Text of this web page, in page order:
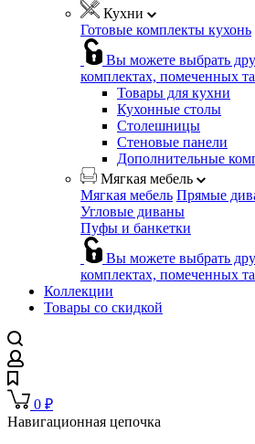
Кухни
Готовые комплекты кухонь
Вы можете выбрать
комплектах, помеченных
Товары для кухни
Кухонные столы
Столешницы
Стеновые панели
Дополнительные
Мягкая мебель
Мягкая мебель Прямые
Угловые диваны
Пуфы и банкетки
Вы можете выбрать
комплектах, помеченных
Коллекции
Товары со скидкой
0 ₽
Навигационная цепочка